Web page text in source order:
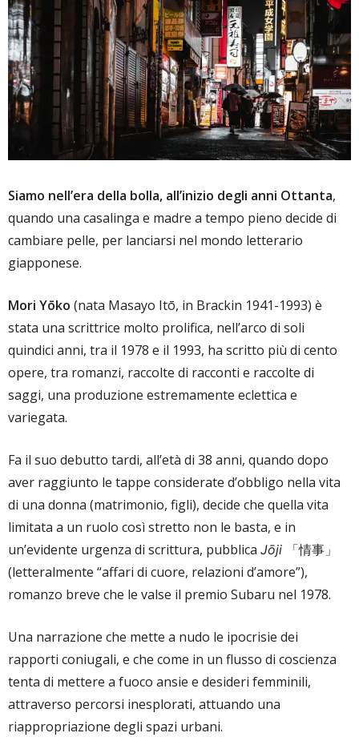
Siamo nell’era della bolla, all’inizio degli anni Ottanta,
quando una casalinga e madre a tempo pieno decide di
cambiare pelle, per lanciarsi nel mondo letterario
giapponese.
Mori Yōko (nata Masayo Itō, in Brackin 1941-1993) è
stata una scrittrice molto prolifica, nell’arco di soli
quindici anni, tra il 1978 e il 1993, ha scritto più di cento
opere, tra romanzi, raccolte di racconti e raccolte di
saggi, una produzione estremamente eclettica e
variegata.
Fa il suo debutto tardi, all’età di 38 anni, quando dopo
aver raggiunto le tappe considerate d’obbligo nella vita
di una donna (matrimonio, figli), decide che quella vita
limitata a un ruolo così stretto non le basta, e in
un’evidente urgenza di scrittura, pubblica Jōji
「情事」
(letteralmente “affari di cuore, relazioni d’amore”),
romanzo breve che le valse il premio Subaru nel 1978.
Una narrazione che mette a nudo le ipocrisie dei
rapporti coniugali, e che come in un flusso di coscienza
tenta di mettere a fuoco ansie e desideri femminili,
attraverso percorsi inesplorati, attuando una
riappropriazione degli spazi urbani.